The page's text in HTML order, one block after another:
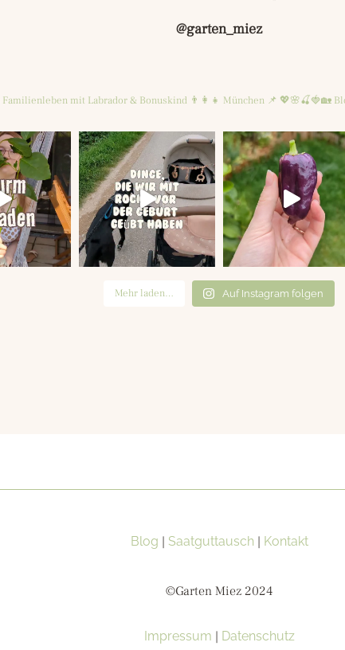
@garten_miez
Familienleben mit Labrador & Bonuskind 👨‍👩‍👧 München 📌 💖🌸🍒🍓🏡
Mehr laden… Auf Instagram folgen
Blog | Saatguttausch | Kontakt
©Garten Miez 2024
Impressum | Datenschutz